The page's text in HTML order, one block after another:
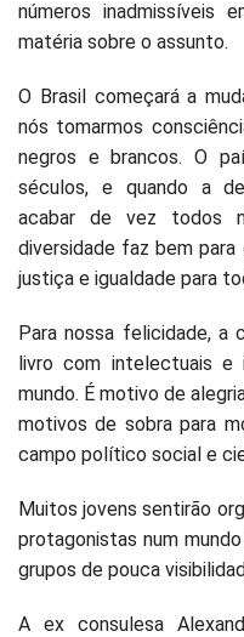
números inadmissíveis
matéria sobre o assunto.
O Brasil começará a
nós tomarmos
negros e brancos. O
séculos, e quando a
acabar de vez todos
diversidade faz bem
justiça e igualdade para
Para nossa felicidade, a
livro com intelectuais e
mundo. É motivo de
motivos de sobra para
campo político social e
Muitos jovens sentirão
protagonistas num
grupos de pouca
A ex consulesa